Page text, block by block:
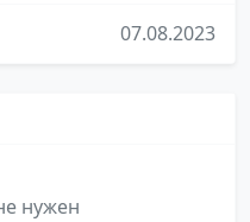
07.08.2023
нужен